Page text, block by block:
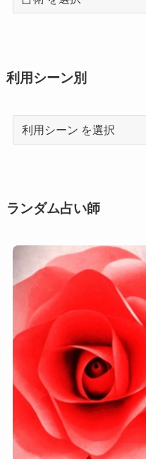
術
利用シーン別
利
用
ン
ランダム占い師